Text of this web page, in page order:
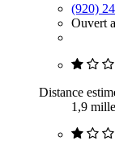
(920)
Ouvert
Distance
1,9